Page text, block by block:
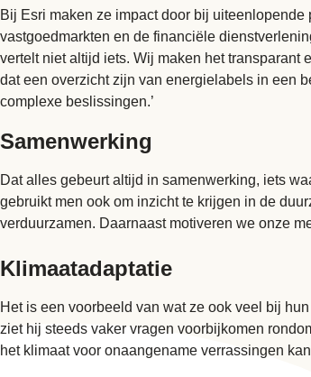
Bij Esri maken ze impact door bij
vastgoedmarkten en de financiële
vertelt niet altijd iets. Wij maken het transparant
dat een overzicht zijn van energielabels in een
complexe beslissingen.’
Samenwerking
Dat alles gebeurt altijd in samenwerking, iets
gebruikt men ook om inzicht te krijgen in de
verduurzamen. Daarnaast motiveren we onze
Klimaatadaptatie
Het is een voorbeeld van wat ze ook veel bij
ziet hij steeds vaker vragen voorbijkomen
het klimaat voor onaangename verrassingen